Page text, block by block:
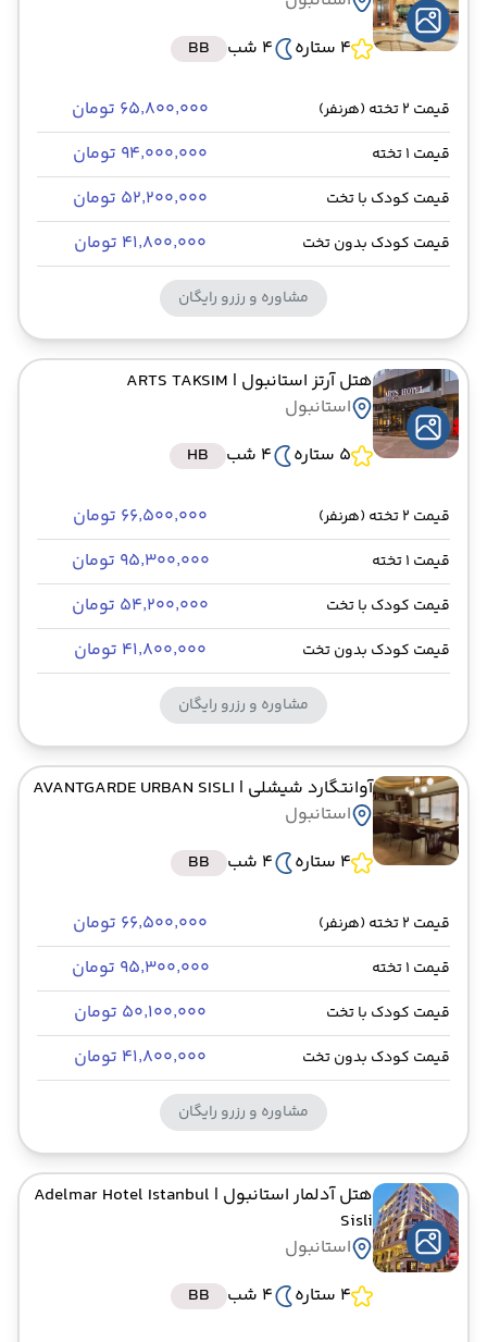
4 ستاره
4 شب BB
قیمت 2 تخته (هرنفر) ۶۵٬۸۰۰٬۰۰۰ تومان
قیمت 1 تخته ۹۴٬۰۰۰٬۰۰۰ تومان
قیمت کودک با تخت ۵۲٬۲۰۰٬۰۰۰ تومان
قیمت کودک بدون تخت ۴۱٬۸۰۰٬۰۰۰ تومان
مشاوره و رزرو رایگان
هتل آرتز استانبول | ARTS TAKSIM
استانبول
5 ستاره
4 شب HB
قیمت 2 تخته (هرنفر) ۶۶٬۵۰۰٬۰۰۰ تومان
قیمت 1 تخته ۹۵٬۳۰۰٬۰۰۰ تومان
قیمت کودک با تخت ۵۴٬۲۰۰٬۰۰۰ تومان
قیمت کودک بدون تخت ۴۱٬۸۰۰٬۰۰۰ تومان
مشاوره و رزرو رایگان
آوانتگارد شیشلی | AVANTGARDE URBAN SISLI
استانبول
4 ستاره
4 شب BB
قیمت 2 تخته (هرنفر) ۶۶٬۵۰۰٬۰۰۰ تومان
قیمت 1 تخته ۹۵٬۳۰۰٬۰۰۰ تومان
قیمت کودک با تخت ۵۰٬۱۰۰٬۰۰۰ تومان
قیمت کودک بدون تخت ۴۱٬۸۰۰٬۰۰۰ تومان
مشاوره و رزرو رایگان
هتل آدلمار استانبول | Adelmar Hotel Istanbul
Sisli
استانبول
4 ستاره
4 شب BB